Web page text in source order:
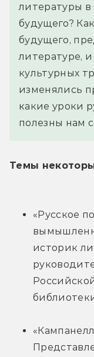
литературы в
будущего?
будущего,
литературе,
культурных
изменялись
какие уроки
полезны нам
Темы
«Русское
историк